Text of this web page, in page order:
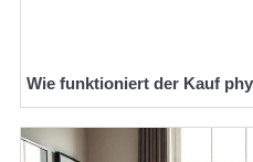
Wie funktioniert der Kauf